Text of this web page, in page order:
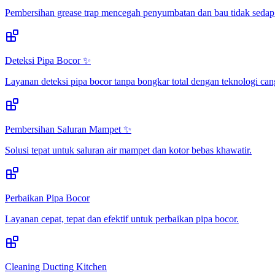
Pembersihan grease trap mencegah penyumbatan dan bau tidak
Deteksi Pipa Bocor ✨
Layanan deteksi pipa bocor tanpa bongkar total dengan teknologi
Pembersihan Saluran Mampet ✨
Solusi tepat untuk saluran air mampet dan kotor bebas khawatir.
Perbaikan Pipa Bocor
Layanan cepat, tepat dan efektif untuk perbaikan pipa bocor.
Cleaning Ducting Kitchen